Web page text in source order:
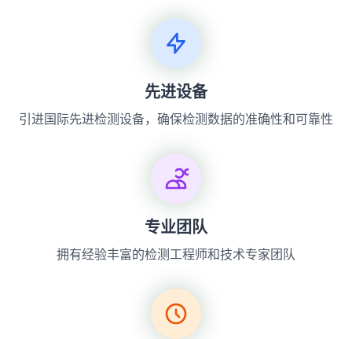
先进设备
引进国际先进检测设备，确保检测数据的准确性和可靠性
专业团队
拥有经验丰富的检测工程师和技术专家团队